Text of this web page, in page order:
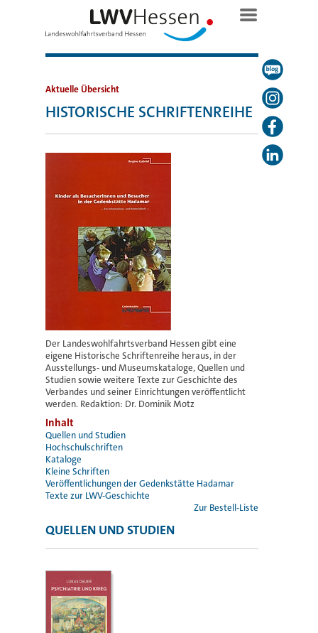
Aktuelle Übersicht
HISTORISCHE SCHRIFTENREIHE
Der Landeswohlfahrtsverband Hessen gibt eine
eigene Historische Schriftenreihe heraus, in der
Ausstellungs- und Museumskataloge, Quellen und
Studien sowie weitere Texte zur Geschichte des
Verbandes und seiner Einrichtungen veröffentlicht
werden. Redaktion: Dr. Dominik Motz
Inhalt
Quellen und Studien
Hochschulschriften
Kataloge
Kleine Schriften
Veröffentlichungen der Gedenkstätte Hadamar
Texte zur LWV-Geschichte
Zur Bestell-Liste
QUELLEN UND STUDIEN